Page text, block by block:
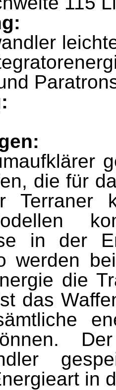
die für
Terraner
in der
werden
die
das
in